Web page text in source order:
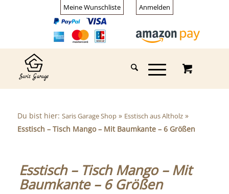
Meine Wunschliste Anmelden
Du bist hier: Saris Garage Shop» Esstisch aus Altholz»
Esstisch – Tisch Mango – Mit Baumkante – 6 Größen
Esstisch – Tisch Mango – Mit
Baumkante – 6 Größen